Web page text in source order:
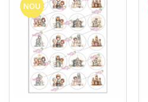
NOU